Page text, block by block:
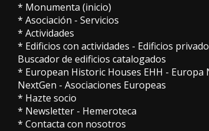
* Monumenta (inicio)
* Asociación - Servicios
* Actividades
* Edificios con actividades - Edificios
Buscador de edificios catalogados
* European Historic Houses EHH - Europa
NextGen - Asociaciones Europeas
* Hazte socio
* Newsletter - Hemeroteca
* Contacta con nosotros